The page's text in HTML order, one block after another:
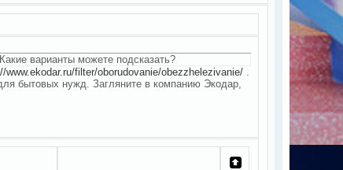
варианты можете подсказать?
www.ekodar.ru/filter/oborudovanie/obezzhelezivanie/
бытовых нужд. Загляните в компанию Экодар,